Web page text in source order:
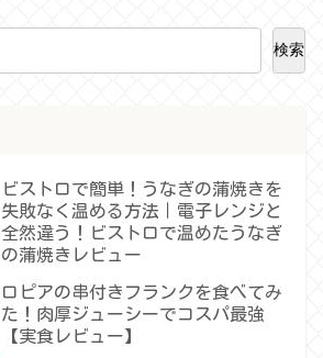
検索
ビストロで簡単！うなぎの蒲焼きを
失敗なく温める方法｜電子レンジと
全然違う！ビストロで温めたうなぎ
の蒲焼きレビュー
ロピアの串付きフランクを食べてみ
た！肉厚ジューシーでコスパ最強
【実食レビュー】